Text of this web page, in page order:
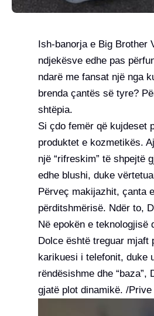
Ish-banorja e Big Brother
ndjekësve edhe pas
ndarë me fansat një nga
brenda çantës së tyre?
shtëpia.
Si çdo femër që kujdeset
produktet e kozmetikës.
një “rifreskim” të shpejtë
edhe blushi, duke
Përveç makijazhit, çanta
përditshmërisë. Ndër to,
Në epokën e teknologjisë
Dolce është treguar mjaft
karikuesi i telefonit, duke
rëndësishme dhe
gjatë plot dinamikë. /